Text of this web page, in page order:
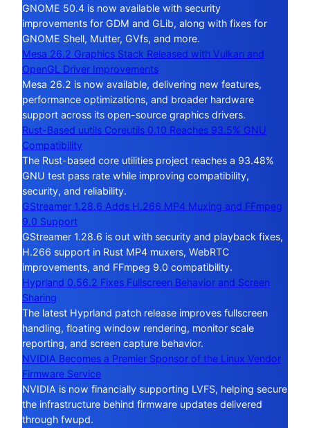
GNOME 50.4 is now available with security
improvements for GDM and GLib, along with fixes for
GNOME Shell, Mutter, GVfs, and more.
Mesa 26.2 Graphics Stack Released with Vulkan and
OpenGL Driver Improvements
Mesa 26.2 is now available, delivering new features,
performance optimizations, and broader hardware
support across its open-source graphics drivers.
Rust-Based uutils Coreutils 0.10 Reaches 93.5% GNU
Compatibility
The Rust-based core utilities project reaches a 93.48%
GNU test pass rate while improving compatibility,
security, and reliability.
GStreamer 1.28.6 Adds H.266 MP4 Muxing and FFmpeg
9.0 Support
GStreamer 1.28.6 is out with security and playback fixes,
H.266 support in Rust MP4 muxers, WebRTC
improvements, and FFmpeg 9.0 compatibility.
Hyprland 0.56.2 Fixes Fullscreen Behavior and Screen
Sharing
The latest Hyprland patch release improves fullscreen
handling, floating window rendering, monitor scale
reporting, and screen capture behavior.
NVIDIA Becomes a Premier Sponsor of the Linux Vendor
Firmware Service
NVIDIA is now financially supporting LVFS, helping secure
the infrastructure behind firmware updates delivered
through fwupd.